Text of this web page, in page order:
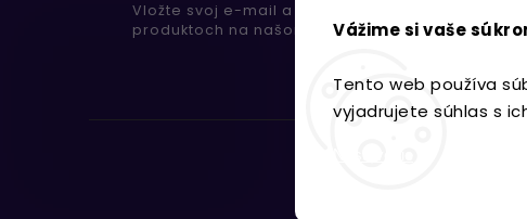
Vážime si vaše
Tento web používa
vyjadrujete súhlas s
Vložte svoj e-mail a my Vám budeme zasielať
produktoch na našom e-shope.